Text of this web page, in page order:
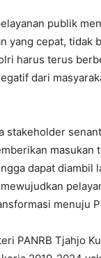
publik
yang cepat, tidak
harus terus
dari
stakeholder
masukan
dapat diambil
menuju
PANRB Tjahjo